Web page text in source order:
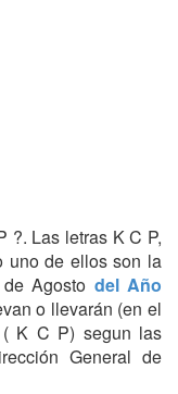
?. Las letras K C P,
uno de ellos son la
Agosto del Año
o llevarán (en el
K C P) segun las
General de